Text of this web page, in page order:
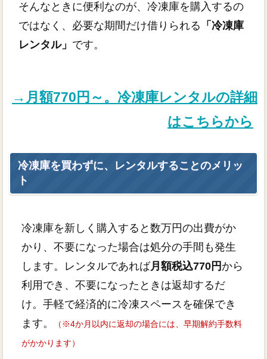
そんなときに便利なのが、冷凍庫を購入するの
ではなく、必要な期間だけ借りられる 「冷凍庫
レンタル」 です。
→月額770円～。冷凍庫レンタルの詳細
はこちらから
冷凍庫を買わずに、レンタルすることのメリッ
ト
冷凍庫を新しく購入すると数万円の出費がか
かり、不要になった場合は処分の手間も発生
します。レンタルであれば月額税込770円から
利用でき、不要になったときは返却するだ
け。手軽で経済的に冷凍スペースを確保でき
ます。
（※4か月以内に返却の場合には、早期解約手数料
がかかります）